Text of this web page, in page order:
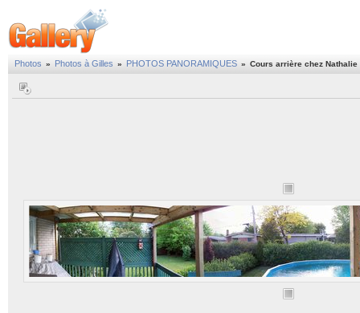
Photos » Photos à Gilles » PHOTOS PANORAMIQUES » Cours arrière chez Nathalie